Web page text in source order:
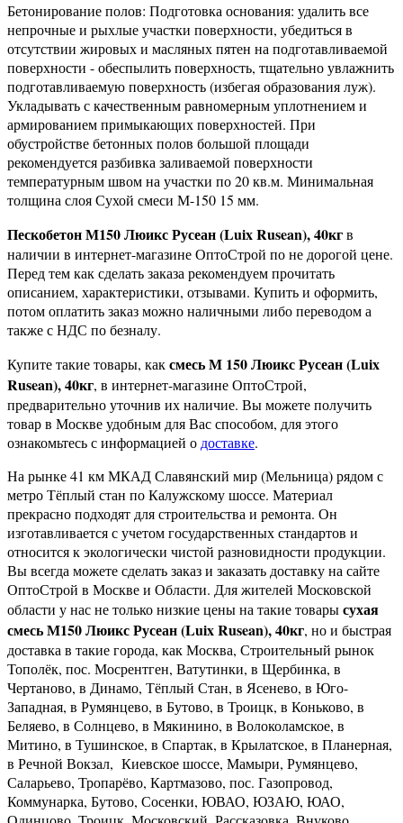
Бетонирование полов: Подготовка основания: удалить все
непрочные и рыхлые участки поверхности, убедиться в
отсутствии жировых и масляных пятен на подготавливаемой
поверхности - обеспылить поверхность, тщательно увлажнить
подготавливаемую поверхность (избегая образования луж).
Укладывать с качественным равномерным уплотнением и
армированием примыкающих поверхностей. При
обустройстве бетонных полов большой площади
рекомендуется разбивка заливаемой поверхности
температурным швом на участки по 20 кв.м. Минимальная
толщина слоя Сухой смеси М-150 15 мм.
Пескобетон М150 Люикс Русеан (Luix Rusean), 40кгв
наличии в интернет-магазине ОптоСтрой по не дорогой цене.
Перед тем как сделать заказа рекомендуем прочитать
описанием, характеристики, отзывами. Купить и оформить,
потом оплатить заказ можно наличными либо переводом а
также с НДС по безналу.
Купите такие товары, каксмесь М 150 Люикс Русеан (Luix
Rusean), 40кг, в интернет-магазине ОптоСтрой,
предварительно уточнив их наличие. Вы можете получить
товар в Москве удобным для Вас способом, для этого
ознакомьтесь с информацией о доставке.
На рынке 41 км МКАД Славянский мир (Мельница) рядом с
метро Тёплый стан по Калужскому шоссе. Материал
прекрасно подходят для строительства и ремонта. Он
изготавливается с учетом государственных стандартов и
относится к экологически чистой разновидности продукции.
Вы всегда можете сделать заказ и заказать доставку на сайте
ОптоСтрой в Москве и Области. Для жителей Московской
области у нас не только низкие цены на такие товарысухая
смесь М150 Люикс Русеан (Luix Rusean), 40кг, но и быстрая
доставка в такие города, как Москва, Строительный рынок
Тополёк, пос. Мосрентген, Ватутинки, в Щербинка, в
Чертаново, в Динамо, Тёплый Стан, в Ясенево, в Юго-
Западная, в Румянцево, в Бутово, в Троицк, в Коньково, в
Беляево, в Солнцево, в Мякинино, в Волоколамское, в
Митино, в Тушинское, в Спартак, в Крылатское, в Планерная,
в Речной Вокзал, Киевское шоссе, Мамыри, Румянцево,
Саларьево, Тропарёво, Картмазово, пос. Газопровод,
Коммунарка, Бутово, Сосенки, ЮВАО, ЮЗАЮ, ЮАО,